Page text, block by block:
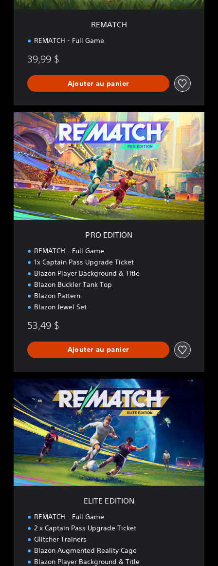
REMATCH
REMATCH - Full Game
39,99 $
Ajouter au panier
R
O
E
D
I
T
I
O
N
PRO EDITION
REMATCH - Full Game
1x Captain Pass Upgrade Ticket
Blazon Player Background & Title
Blazon Buckler Tank Top
Blazon Pattern
Blazon Jewel Set
53,49 $
Ajouter au panier
I
T
E
T
I
O
N
ELITE EDITION
REMATCH - Full Game
2 x Captain Pass Upgrade Ticket
Glitcher Trainers
Blazon Augmented Reality Cage
Blazon Player Background & Title